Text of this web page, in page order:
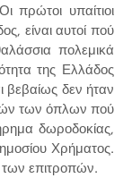
πρώτοι υπαίτιοι
είναι αυτοί πού
πολεμικά
της Ελλάδος
βεβαίως δεν ήταν
των όπλων πού
δωροδοκίας,
Χρήματος.
των επιτροπών.